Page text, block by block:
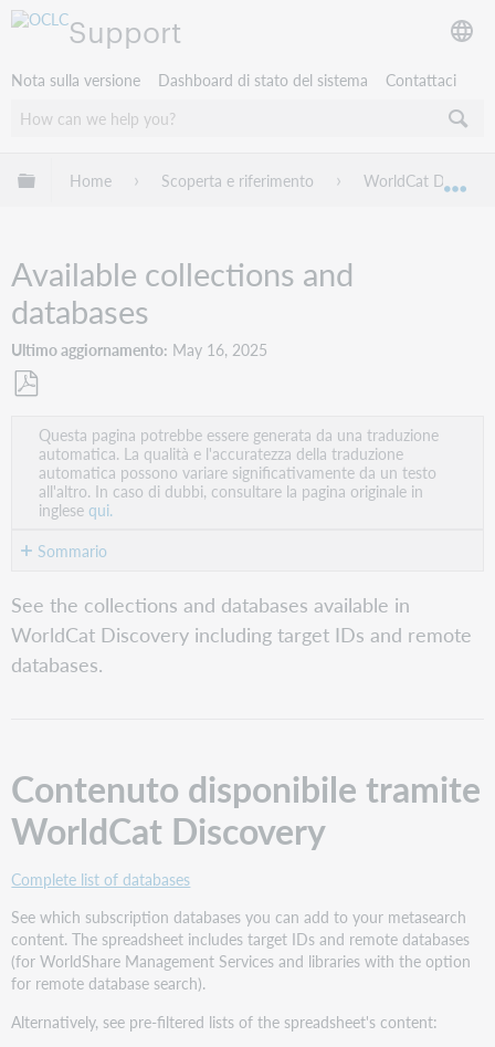
Support
Nota sulla versione Dashboard di stato del sistema Contattaci
Espandi/comprimi la gerarchia globale
Home Scoperta e riferimento WorldCat
Available collections and
databases
Ultimo aggiornamento May 16, 2025
come
PDF
Questa pagina potrebbe essere generata da una traduzione
automatica. La qualità e l'accuratezza della traduzione
automatica possono variare significativamente da un testo
all'altro. In caso di dubbi, consultare la pagina originale in
inglesequi.
Sommario
Contenuto
disponibile
tramite
WorldCat
e
richiesta
di
contenuto
elettronico
di
metadati
See the collections and databases available in
WorldCat Discovery including target IDs and remote
databases.
Contenuto disponibile tramite
WorldCat Discovery
Complete list of databases
See which subscription databases you can add to your metasearch
content. The spreadsheet includes target IDs and remote databases
(for WorldShare Management Services and libraries with the option
for remote database search).
Alternatively, see pre-filtered lists of the spreadsheet's content: